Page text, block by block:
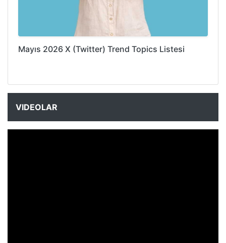
Mayıs 2026 X (Twitter) Trend Topics Listesi
VIDEOLAR